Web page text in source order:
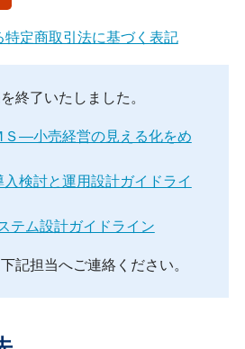
特定商取引法に基づく表記
終了いたしました。
Ｓ―小売経営の見える化をめ
検討と運用設計ガイドライ
テム設計ガイドライン
記担当へご連絡ください。